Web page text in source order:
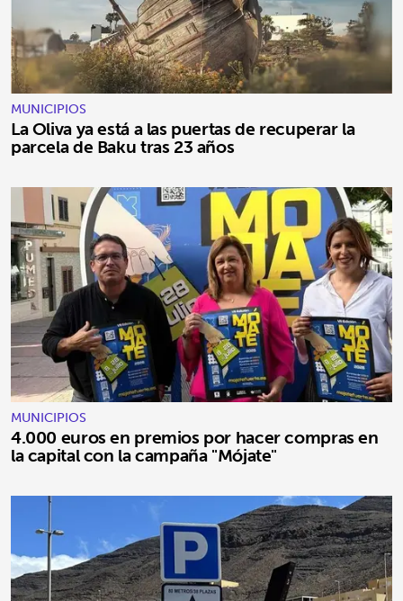
MUNICIPIOS
La Oliva ya está a las puertas de recuperar la
parcela de Baku tras 23 años
MUNICIPIOS
4.000 euros en premios por hacer compras en
la capital con la campaña "Mójate"